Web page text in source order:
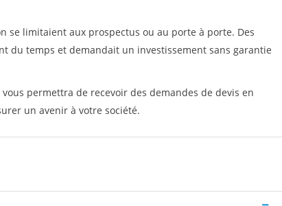
se limitaient aux prospectus ou au porte à porte. Des
du temps et demandait un investissement sans garantie
permettra de recevoir des demandes de devis en
un avenir à votre société.